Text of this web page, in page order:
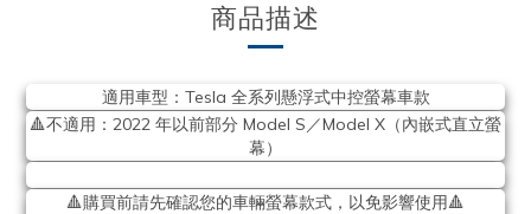
商品描述
適用車型：Tesla 全系列懸浮式中控螢幕車款
🔺不適用：2022 年以前部分 Model S／Model X（內嵌式直立螢
幕）
🔺購買前請先確認您的車輛螢幕款式，以免影響使用🔺